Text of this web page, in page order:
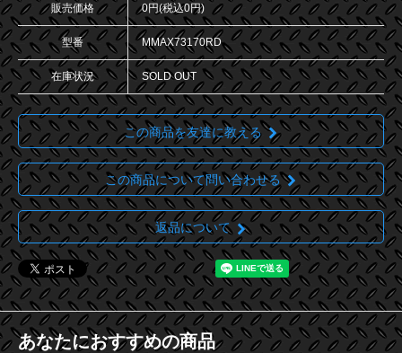
販売価格 0円(税込0円)
型番 MMAX73170RD
在庫状況 SOLD OUT
この商品を友達に教える
この商品について問い合わせる
返品について
あなたにおすすめの商品